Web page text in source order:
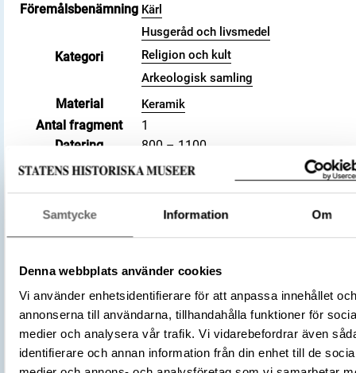
Samtycke Information Om
Denna webbplats använder cookies
Vi använder enhetsidentifierare för att anpassa innehållet och
annonserna till användarna, tillhandahålla funktioner för
medier och analysera vår trafik. Vi vidarebefordrar även
identifierare och annan information från din enhet till de
Föremålsbenämning Kärl
Kategori
Husgeråd och livsmedel
Religion och kult
Arkeologisk samling
Material Keramik
Antal fragment
1
Datering
800 – 1100
Tidsperiod
Vikingatid
Andra nummer
Undernummer: Bj 734
Omnämns i katalog Förvärv: 34000 på Catview
Förvärvsmetod
KML
Förvärvsdatum
2000
Plats: Björkö, Hemlanden, Fornlämning:
L2017:1904, Socken: Adelsö socken,